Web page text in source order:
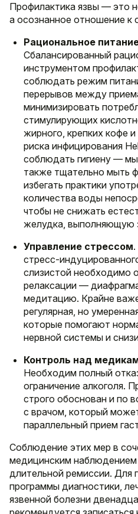
Профилактика язвы — это
а осознанное отношение к
Рациональное
Сбалансированный
инструментом
соблюдать режим
перерывов между
минимизировать
стимулирующих
жирного, крепких кофе
риска инфицирования
соблюдать гигиену —
также тщательно мыть
избегать практики
количества воды
чтобы не снижать
желудка, выполняющую
Управление стрессом
стресс-
слизистой необходимо
релаксации —
медитацию. Крайне
регулярная, но
которые помогают
нервной системы и
Контроль над
Необходим полный
ограничение алкоголя.
строго обоснован и по
с врачом, который
параллельный прием
Соблюдение этих мер в
медицинским наблюдением
длительной ремиссии. Для
программы диагностики,
язвенной болезни